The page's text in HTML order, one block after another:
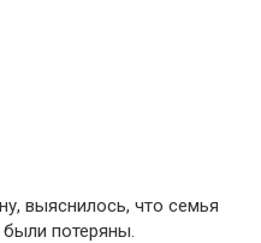
выяснилось, что семья
потеряны.